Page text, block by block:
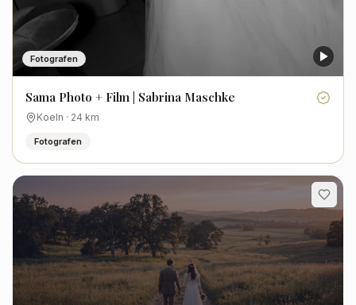
Fotografen
Sama Photo + Film | Sabrina Maschke
Koeln · 24 km
Fotografen